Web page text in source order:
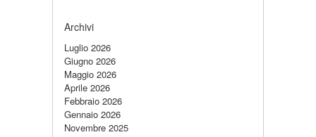
Archivi
Luglio 2026
Giugno 2026
Maggio 2026
Aprile 2026
Febbraio 2026
Gennaio 2026
Novembre 2025